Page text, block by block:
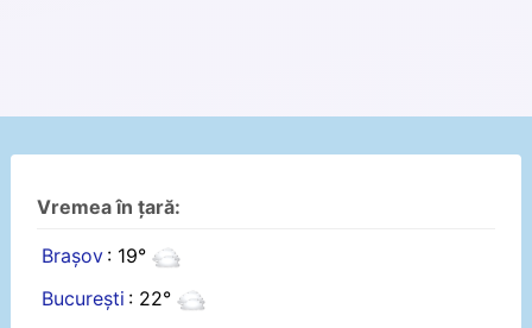
Vremea în țară:
Brașov : 19°
București : 22°